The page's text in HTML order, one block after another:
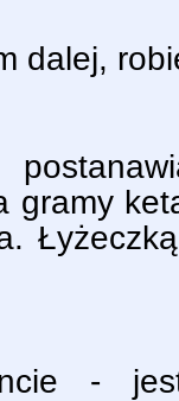
dalej,
gramy
-